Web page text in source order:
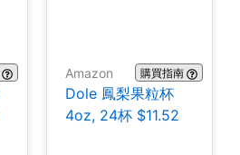
Amazon 購買指南
Dole 鳳梨果粒杯
4oz, 24杯 $11.52